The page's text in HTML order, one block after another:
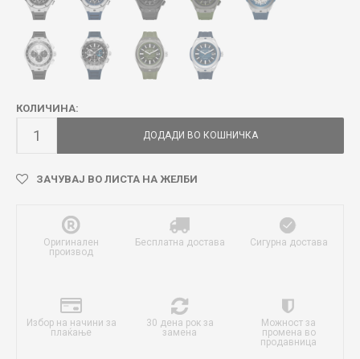
КОЛИЧИНА:
ДОДАДИ ВО КОШНИЧКА
ЗАЧУВАЈ ВО ЛИСТА НА ЖЕЛБИ
Оригинален
производ
Бесплатна достава Сигурна достава
Избор на начини за
плаќање
30 дена рок за
замена
Можност за
промена во
продавница